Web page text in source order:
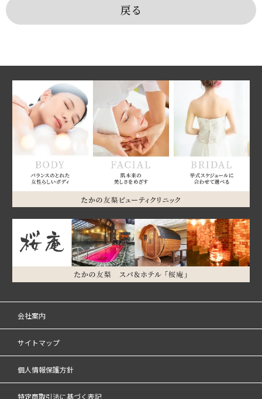
会社案内
サイトマップ
個人情報保護方針
特定商取引法に基づく表記